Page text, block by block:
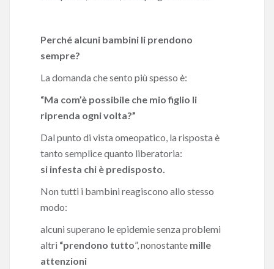
Perché alcuni bambini li prendono
sempre?
La domanda che sento più spesso è:
“Ma com’è possibile che mio figlio li
riprenda ogni volta?”
Dal punto di vista omeopatico, la risposta è
tanto semplice quanto liberatoria:
si infesta chi è predisposto.
Non tutti i bambini reagiscono allo stesso
modo:
alcuni superano le epidemie senza problemi
altri “prendono tutto”, nonostante mille
attenzioni